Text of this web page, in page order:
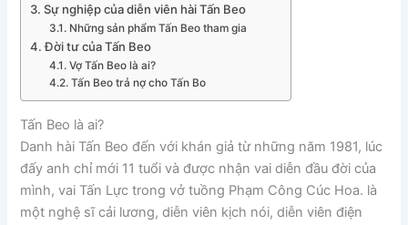
Sự nghiệp của diễn viên hài Tấn Beo
Những sản phẩm Tấn Beo tham gia
Đời tư của Tấn Beo
Vợ Tấn Beo là ai?
Tấn Beo trả nợ cho Tấn Bo
Tấn Beo là ai?
Danh hài Tấn Beo đến với khán giả từ những năm 1981, lúc
đấy anh chỉ mới 11 tuổi và được nhận vai diễn đầu đời của
mình, vai Tấn Lực trong vở tuồng Phạm Công Cúc Hoa. là
một nghệ sĩ cải lương, diễn viên kịch nói, diễn viên điện